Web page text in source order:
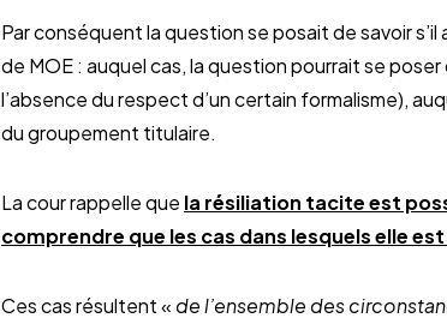
Par conséquent la question se posait de savoir
de MOE : auquel cas, la question pourrait se
l’absence du respect d’un certain formalisme),
du groupement titulaire.
La cour rappelle que la résiliation tacite est
comprendre que les cas dans lesquels elle
Ces cas résultent «de l’ensemble des